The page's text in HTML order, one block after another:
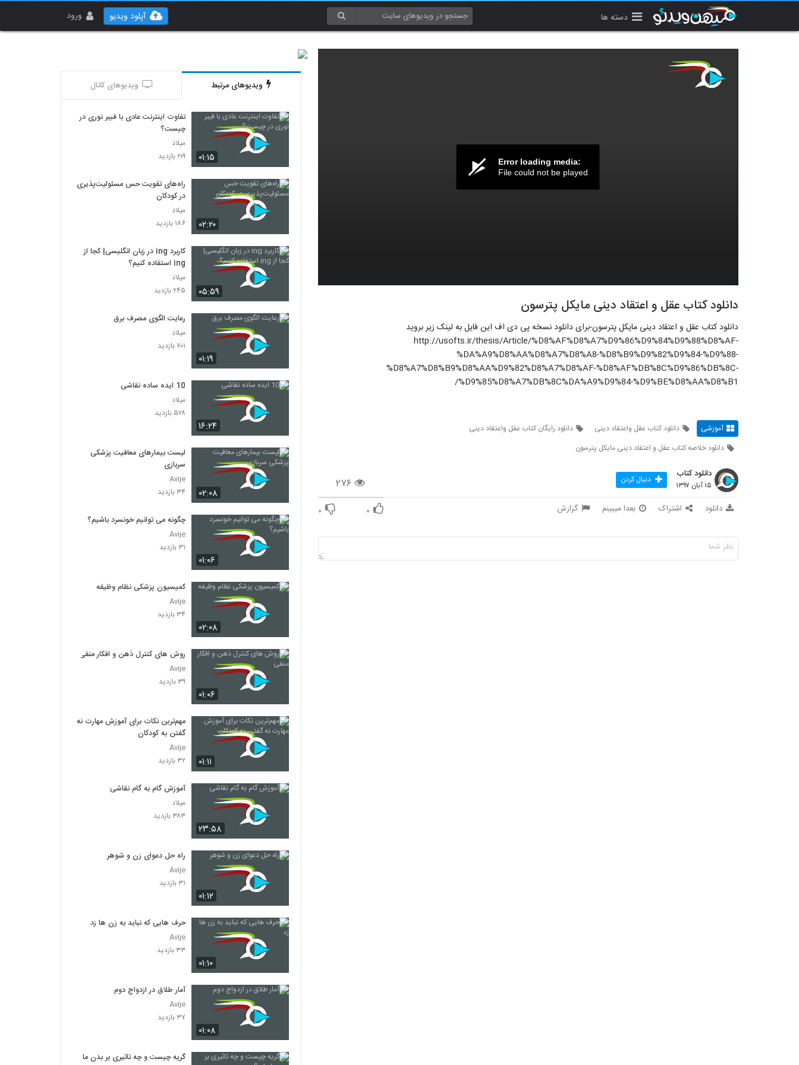
دسته ها ورود آپلود ویدیو
Error loading media:
File could not be played
دانلود کتاب عقل و اعتقاد دینی مایکل پترسون
دانلود کتاب عقل و اعتقاد دینی مایکل پترسون-برای دانلود نسخه پی دی اف این فایل به لینک زیر بروید
http://usofts.ir/thesis/Article/%D8%AF%D8%A7%D9%86%D9%84%D9%88%D8%AF-
%DA%A9%D8%AA%D8%A7%D8%A8-%D8%B9%D9%82%D9%84-%D9%88-
%D8%A7%D8%B9%D8%AA%D9%82%D8%A7%D8%AF-%D8%AF%DB%8C%D9%86%DB%8C-
%D9%85%D8%A7%DB%8C%DA%A9%D9%84-%D9%BE%D8%AA%D8%B1/
آموزشی دانلود کتاب عقل واعتقاد دینی
دانلود رایگان کتاب عقل واعتقاد دینی
دانلود خلاصه کتاب عقل و اعتقاد دینی مایکل پترسون
۲۷۶
دانلود کتاب
۱۵ آبان ۱۳۹۷ دنبال کردن
دانلود اشتراک بعدا میبینم گزارش ۰ ۰
ویدیوهای مرتبط ویدیوهای کانال
۰۱:۱۵
تفاوت اینترنت عادی با فیبر نوری در
چیست؟
میلاد
۲۰۹ بازدید
۰۲:۲۰
راه‌های تقویت حس مسئولیت‌پذیری
در کودکان
میلاد
۱۸۶ بازدید
۰۵:۵۹
کاربرد ing در زبان انگلیسی| کجا از
ing استفاده کنیم؟
میلاد
۲۴۵ بازدید
۰۱:۱۹
رعایت الگوی مصرف برق
میلاد
۷۰۱ بازدید
۱۶:۲۴
10 ایده ساده نقاشی
میلاد
۵۲۸ بازدید
۰۲:۰۸
لیست بیمارهای معافیت پزشکی
سربازی
Avije
۳۴ بازدید
۰۱:۰۶
چگونه می توانیم خونسرد باشیم؟
Avije
۳۱ بازدید
۰۲:۰۸
کمیسیون پزشکی نظام وظیفه
Avije
۳۴ بازدید
۰۱:۰۶
روش های کنترل ذهن و افکار منفی
Avije
۳۹ بازدید
۰۱:۱۱
مهم‌ترین نکات برای آموزش مهارت نه
گفتن به کودکان
Avije
۳۲ بازدید
۲۳:۵۸
آموزش گام به گام نقاشی
میلاد
۳۸۳ بازدید
۰۱:۱۲
راه حل دعوای زن و شوهر
Avije
۳۱ بازدید
۰۱:۱۰
حرف هایی که نباید به زن ها زد
Avije
۳۳ بازدید
۰۱:۰۸
آمار طلاق در ازدواج دوم
Avije
۳۷ بازدید
گریه چیست و چه تاثیری بر بدن ما